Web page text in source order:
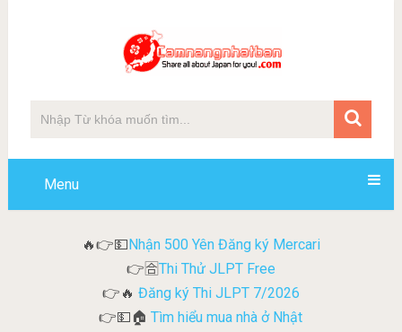
Menu
🔥👉💵Nhận 500 Yên Đăng ký Mercari
👉🈴Thi Thử JLPT Free
👉🔥 Đăng ký Thi JLPT 7/2026
👉💵🏠Tìm hiểu mua nhà ở Nhật